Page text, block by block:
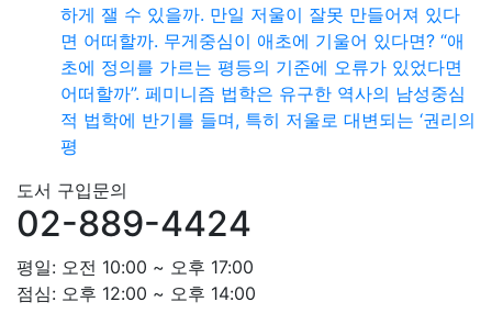
하게 잴 수 있을까. 만일 저울이 잘못 만들어져 있다
면 어떠할까. 무게중심이 애초에 기울어 있다면? “애
초에 정의를 가르는 평등의 기준에 오류가 있었다면
어떠할까”. 페미니즘 법학은 유구한 역사의 남성중심
적 법학에 반기를 들며, 특히 저울로 대변되는 ‘권리의
평
도서 구입문의
02-889-4424
평일: 오전 10:00 ~ 오후 17:00
점심: 오후 12:00 ~ 오후 14:00